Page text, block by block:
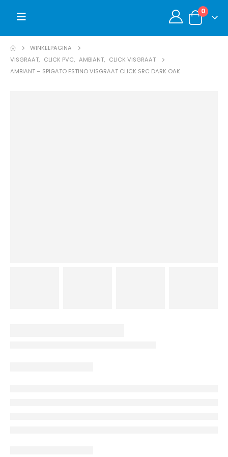
0
WINKELPAGINA
VISGRAAT, CLICK PVC, AMBIANT, CLICK VISGRAAT
AMBIANT – SPIGATO ESTINO VISGRAAT CLICK SRC DARK OAK